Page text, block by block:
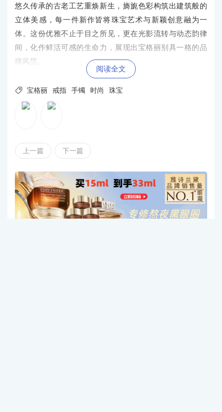
悠久传承的古老工艺重焕新生，旖旎色彩构筑出建筑般的
立体美感，每一件新作皆将珠宝艺术与新颖创意融为一
体。这份优雅不止于目之所见，更在光影流转与动态韵律
间，化作鲜活可感的生命力，展现出宝格丽别具一格的品
牌风范。
阅读全文
 宝格丽 戒指 手镯 时尚 珠宝
上一篇 下一篇